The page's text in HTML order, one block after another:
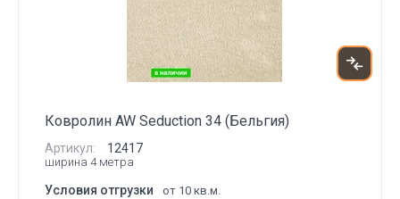
Ковролин AW Seduction 34 (Бельгия)
Артикул: 12417
ширина 4 метра
Условия отгрузки от 10 кв.м.